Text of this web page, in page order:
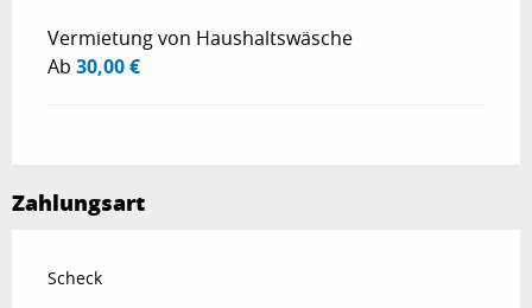
Vermietung von Haushaltswäsche
Ab 30,00 €
Zahlungsart
Scheck